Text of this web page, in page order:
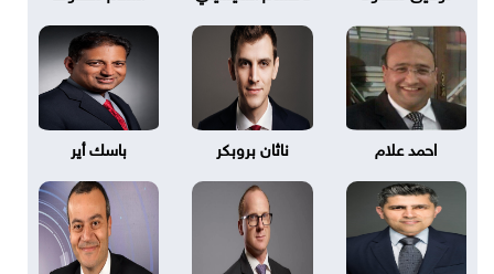
احمد علام ناثان بروبكر باسك أير